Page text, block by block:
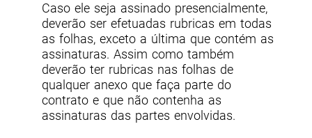
Caso ele seja assinado presencialmente,
deverão ser efetuadas rubricas em todas
as folhas, exceto a última que contém as
assinaturas. Assim como também
deverão ter rubricas nas folhas de
qualquer anexo que faça parte do
contrato e que não contenha as
assinaturas das partes envolvidas.